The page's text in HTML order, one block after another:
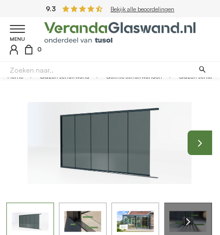
9.3 Bekijk alle beoordelingen
MENU
0
Home Glazen schuifwand Getinte schuifwanden Glazen schuifwand antraciet - Getint glas - 5 railsysteem tot 438 cm breed